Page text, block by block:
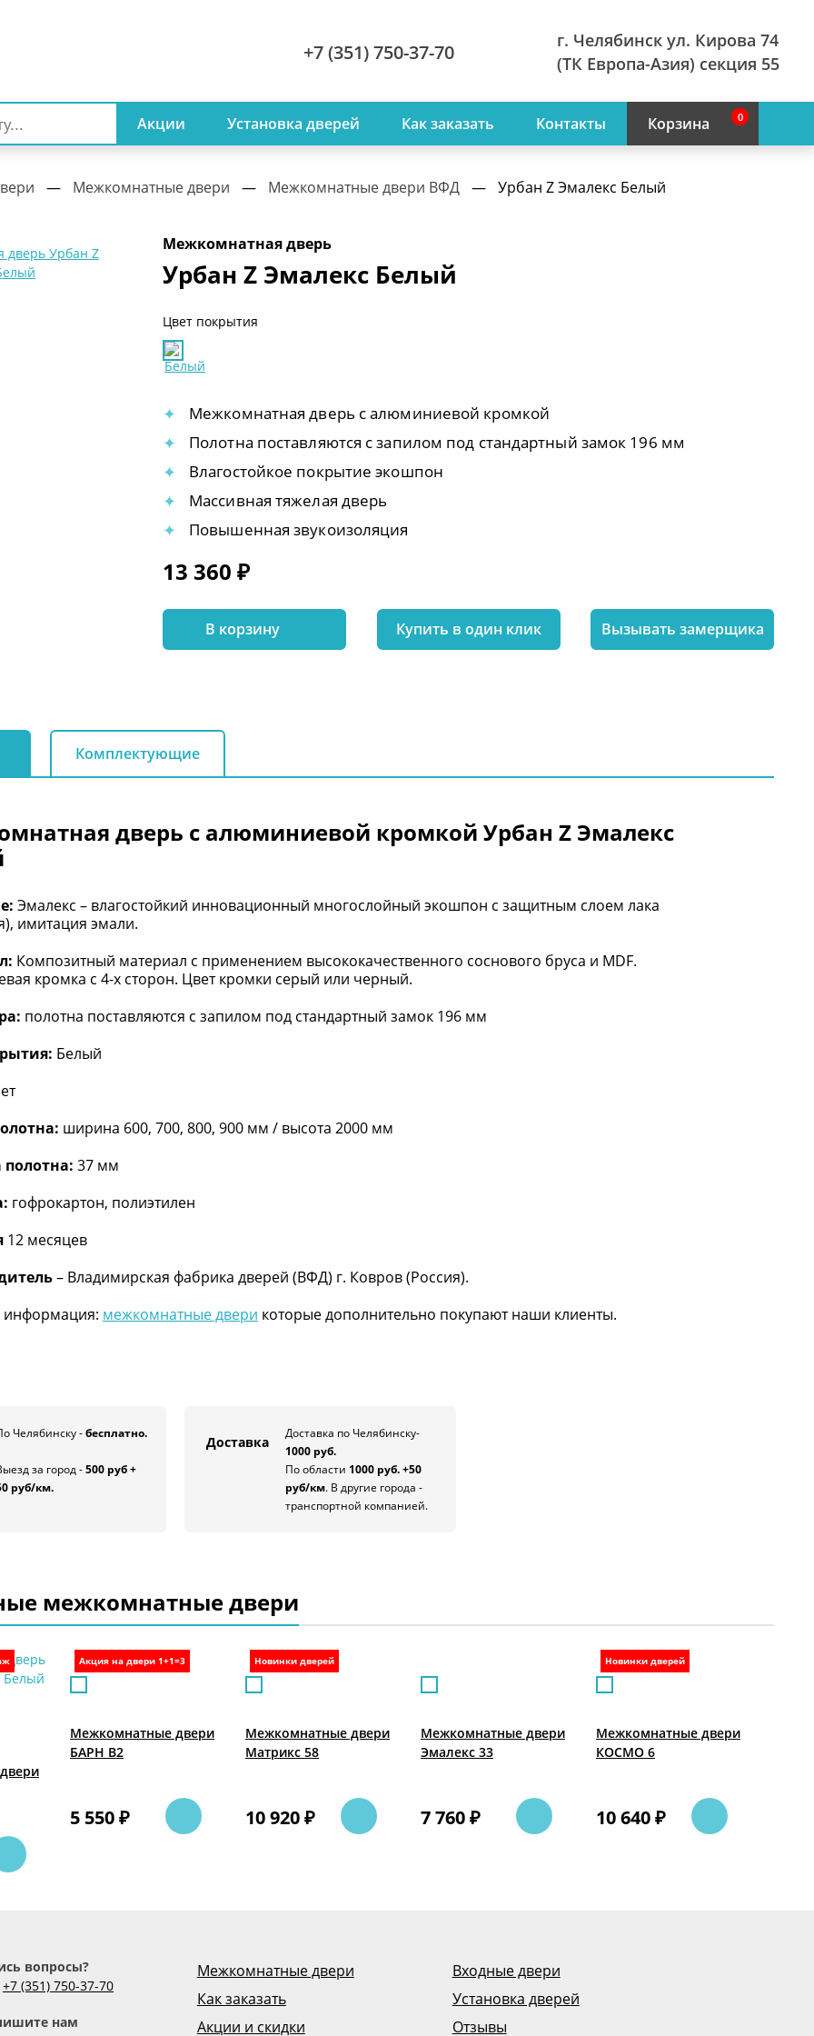
+7 (351) 750-37-70
г. Челябинск ул. Кирова 74
(ТК Европа-Азия) секция 55
Акции Установка дверей Как заказать Контакты Корзина 0
— Межкомнатные двери — Межкомнатные двери ВФД — Урбан Z Эмалекс Белый
Межкомнатная дверь
Урбан Z Эмалекс Белый
Цвет покрытия
Межкомнатная дверь с алюминиевой кромкой
Полотна поставляются с запилом под стандартный замок 196 мм
Влагостойкое покрытие экошпон
Массивная тяжелая дверь
Повышенная звукоизоляция
13 360 ₽
В корзину Купить в один клик Вызывать замерщика
Комплектующие
дверь с алюминиевой кромкой Урбан Z Эмалекс
Эмалекс – влагостойкий инновационный многослойный экошпон с защитным слоем лака
имитация эмали.
Композитный материал с применением высококачественного соснового бруса и MDF.
кромка с 4-х сторон. Цвет кромки серый или черный.
полотна поставляются с запилом под стандартный замок 196 мм
Белый
ширина 600, 700, 800, 900 мм / высота 2000 мм
37 мм
гофрокартон, полиэтилен
12 месяцев
– Владимирская фабрика дверей (ВФД) г. Ковров (Россия).
информация: межкомнатные двери которые дополнительно покупают наши клиенты.
Челябинску -бесплатно.
за город -500 руб +
руб/км.
Доставка
Доставка по Челябинску-
1000 руб.
По области 1000 руб. +50
руб/км. В другие города -
транспортной компанией.
межкомнатные двери
Акция на двери 1+1=3
Межкомнатные двери
БАРН B2
5 550 ₽
Новинки дверей
Межкомнатные двери
Матрикс 58
10 920 ₽
Межкомнатные двери
Эмалекс 33
7 760 ₽
Новинки дверей
Межкомнатные двери
КОСМО 6
10 640 ₽
вопросы?
+7 (351) 750-37-70
нам
Межкомнатные двери
Как заказать
Акции и скидки
Входные двери
Установка дверей
Отзывы